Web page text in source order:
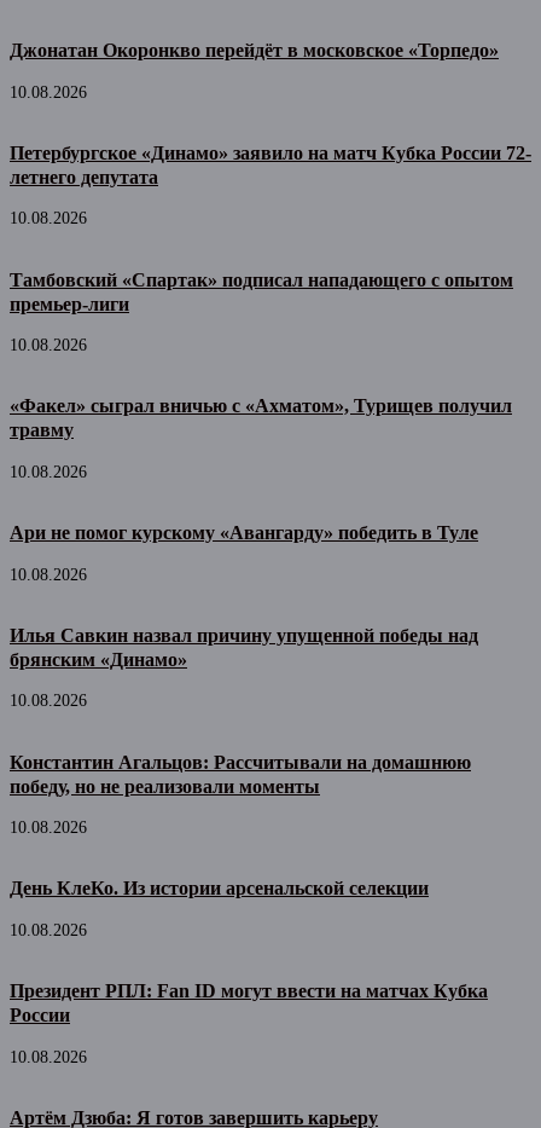
Джонатан Окоронкво перейдёт в московское «Торпедо»
10.08.2026
Петербургское «Динамо» заявило на матч Кубка России 72-
летнего депутата
10.08.2026
Тамбовский «Спартак» подписал нападающего с опытом
премьер-лиги
10.08.2026
«Факел» сыграл вничью с «Ахматом», Турищев получил
травму
10.08.2026
Ари не помог курскому «Авангарду» победить в Туле
10.08.2026
Илья Савкин назвал причину упущенной победы над
брянским «Динамо»
10.08.2026
Константин Агальцов: Рассчитывали на домашнюю
победу, но не реализовали моменты
10.08.2026
День КлеКо. Из истории арсенальской селекции
10.08.2026
Президент РПЛ: Fan ID могут ввести на матчах Кубка
России
10.08.2026
Артём Дзюба: Я готов завершить карьеру